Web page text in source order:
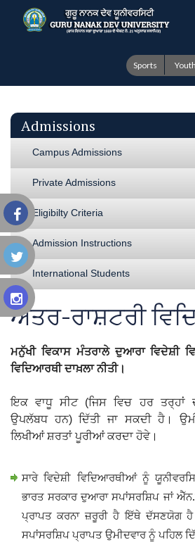
Sports
Admissions
Campus Admissions
Private Admissions
Eligibilty Criteria
Admission Instructions
International Students
ਅੰਤਰ-ਰਾਸ਼ਟਰੀ
ਮਨੁੱਖੀ ਵਿਕਾਸ ਮੰਤਰਾਲੇ ਦੁਆਰਾ ਵਿਦੇਸ਼ੀ
ਵਿਦਿਆਰਥੀ ਦਾਖ਼ਲਾ ਨੀਤੀ।
ਇਕ ਵਾਧੂ ਸੀਟ (ਜਿਸ ਵਿਚ ਹਰ ਤਰ੍ਹਾਂ
ਉਪਲੱਬਧ ਹਨ) ਦਿੱਤੀ ਜਾ ਸਕਦੀ ਹੈ।
ਲਿਖੀਆਂ ਸ਼ਰਤਾਂ ਪੂਰੀਆਂ ਕਰਦਾ ਹੋਵੇ।
ਸਾਰੇ ਵਿਦੇਸ਼ੀ ਵਿਦਿਆਰਥੀਆਂ ਨੂੰ
ਭਾਰਤ ਸਰਕਾਰ ਦੁਆਰਾ ਸਪਾਂਸਰਸ਼ਿਪ ਜਾਂ
ਪ੍ਰਾਪਤ ਕਰਨਾ ਜ਼ਰੂਰੀ ਹੈ ਇੱਥੇ ਦੱਸਣਯੋਗ ਹੈ
ਸਪਾਂਸਰਸ਼ਿਪ ਪ੍ਰਾਪਤ ਉਮੀਦਵਾਰ ਨੂੰ ਪਹਿਲ